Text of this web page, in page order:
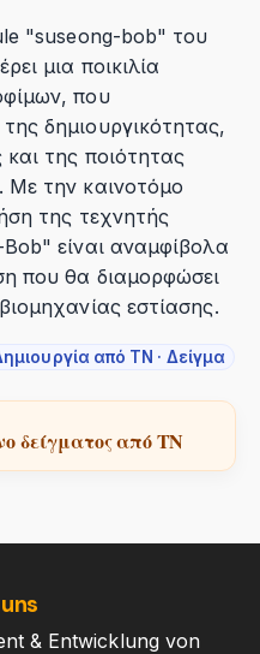
"suseong-bob" του
μια ποικιλία
που
δημιουργικότητας,
της ποιότητας
την καινοτόμο
της τεχνητής
είναι αναμφίβολα
που θα διαμορφώσει
εστίασης.
από ΤΝ · Δείγμα
δείγματος από ΤΝ
& Entwicklung von